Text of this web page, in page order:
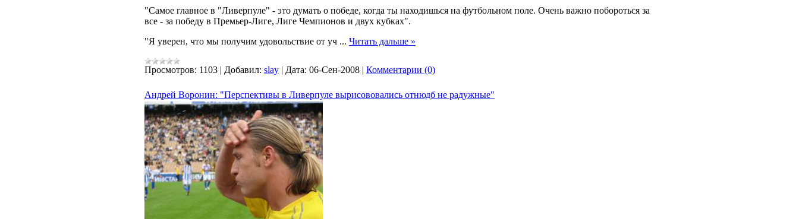
"Самое главное в "Ливерпуле" - это думать о победе, когда ты находишься на футбольном поле. Очень важно побороться за
все - за победу в Премьер-Лиге, Лиге Чемпионов и двух кубках".
"Я уверен, что мы получим удовольствие от уч ... Читать дальше »
Просмотров: 1103 | Добавил: slay | Дата: 06-Сен-2008 | Комментарии (0)
Андрей Воронин: "Перспективы в Ливерпуле вырисововались отнюдб не радужные"